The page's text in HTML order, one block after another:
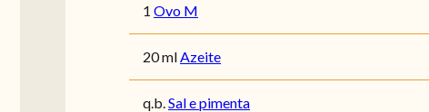
1 Ovo M
20 mlAzeite
q.b.Sal e pimenta